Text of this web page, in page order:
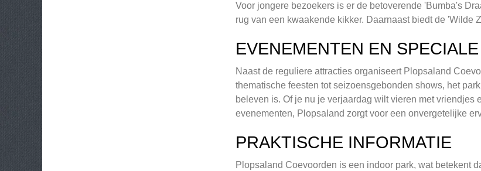
Voor jongere bezoekers is er de betoverende 'Bumba's
rug van een kwaakende kikker. Daarnaast biedt de 'Wilde
EVENEMENTEN EN
Naast de reguliere attracties organiseert Plopsaland
thematische feesten tot seizoensgebonden shows, het
beleven is. Of je nu je verjaardag wilt vieren met
evenementen, Plopsaland zorgt voor een onvergetelijke
PRAKTISCHE INFORMATIE
Plopsaland Coevoorden is een indoor park, wat betekent